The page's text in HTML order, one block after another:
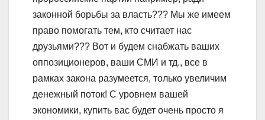
законной борьбы за власть??? Мы же имеем
право помогать тем, кто считает нас
друзьями??? Вот и будем снабжать ваших
оппозиционеров, ваши СМИ и тд., все в
рамках закона разумеется, только увеличим
денежный поток! С уровнем вашей
экономики, купить вас будет очень просто я